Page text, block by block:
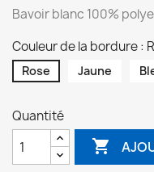
Bavoir blanc 100%
Couleur de la bordure :
Rose Jaune
Quantité
